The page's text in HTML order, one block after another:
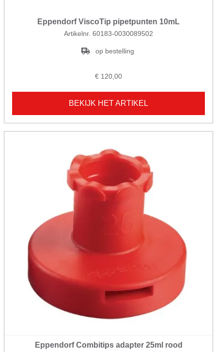
Eppendorf ViscoTip pipetpunten 10mL
Artikelnr. 60183-0030089502
op bestelling
€ 120,00
BEKIJK HET ARTIKEL
Eppendorf Combitips adapter 25ml rood